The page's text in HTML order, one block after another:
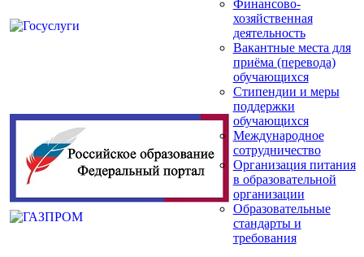
Финансово-
хозяйственная
деятельность
Вакантные места для
приёма (перевода)
обучающихся
Стипендии и меры
поддержки
обучающихся
Международное
сотрудничество
Организация питания
в образовательной
организации
Образовательные
стандарты и
требования